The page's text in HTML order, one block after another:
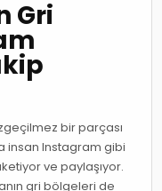
Gri
bir parçası
insan Instagram gibi
ve paylaşıyor.
gri bölgeleri de